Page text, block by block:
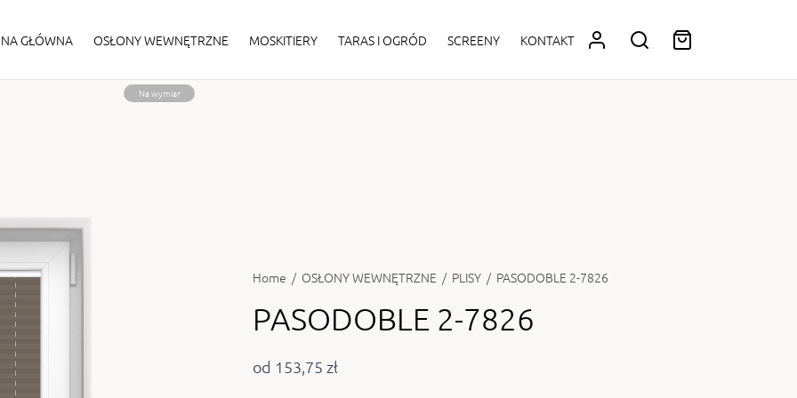
GŁÓWNA OSŁONY WEWNĘTRZNE MOSKITIERY TARAS I OGRÓD SCREENY KONTAKT
Na wymiar
Home / OSŁONY WEWNĘTRZNE / PLISY / PASODOBLE 2-7826
PASODOBLE 2-7826
od 153,75 zł